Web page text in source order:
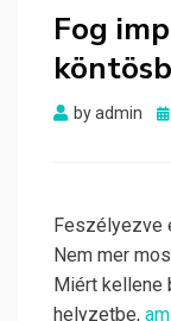
Fog
byadmin
Feszélyezve
Nem mer
Miért kellene
helyzetbe,